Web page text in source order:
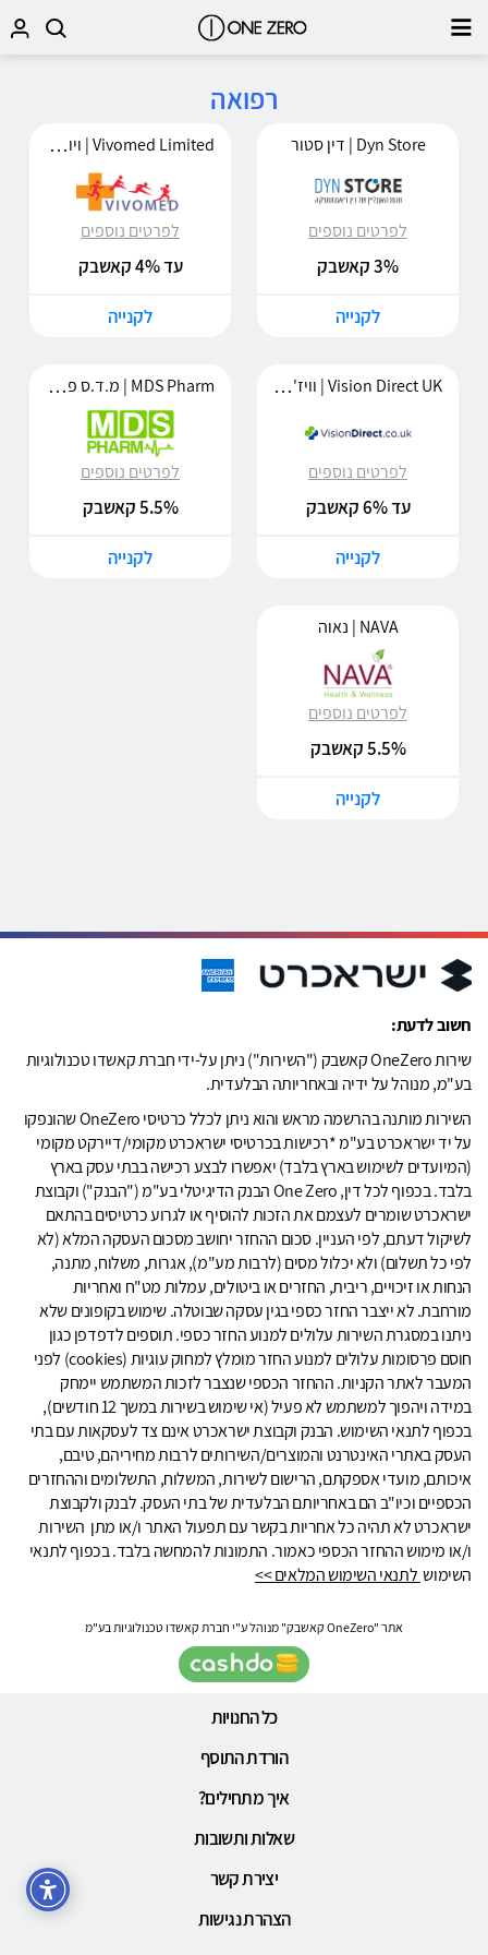
רפואה
Dyn Store | דין סטור
לפרטים נוספים
3% קאשבק
לקנייה
Vivomed Limited | ויוומד לימיטד
לפרטים נוספים
עד 4% קאשבק
לקנייה
Vision Direct UK | וויז'ן דיירקט
לפרטים נוספים
עד 6% קאשבק
לקנייה
MDS Pharm | מ.ד.ס פארם
לפרטים נוספים
5.5% קאשבק
לקנייה
NAVA | נאוה
לפרטים נוספים
5.5% קאשבק
לקנייה
חשוב לדעת:
שירות OneZero קאשבק ("השירות") ניתן על-ידי חברת קאשדו טכנולוגיות
בע"מ, מנוהל על ידיה ובאחריותה הבלעדית.
השירות מותנה בהרשמה מראש והוא ניתן לכלל כרטיסי OneZero שהונפקו
על יד ישראכרט בע"מ *רכישות בכרטיסי ישראכרט מקומי/דיירקט מקומי
(המיועדים לשימוש בארץ בלבד) יאפשרו לבצע רכישה בבתי עסק בארץ
בלבד. בכפוף לכל דין, One Zero הבנק הדיגיטלי בע"מ ("הבנק") וקבוצת
ישראכרט שומרים לעצמם את הזכות להוסיף או לגרוע כרטיסים בהתאם
לשיקול דעתם, לפי העניין. סכום ההחזר יחושב מסכום העסקה המלא (לא
לפי כל תשלום) ולא יכלול מסים (לרבות מע"מ), אגרות, משלוח, מתנה,
הנחות או זיכויים, ריבית, החזרים או ביטולים, עמלות מט"ח ואחריות
מורחבת. לא ייצבר החזר כספי בגין עסקה שבוטלה. שימוש בקופונים שלא
ניתנו במסגרת השירות עלולים למנוע החזר כספי. תוספים לדפדפן כגון
חוסם פרסומות עלולים למנוע החזר מומלץ למחוק עוגיות (cookies) לפני
המעבר לאתר הקניות. ההחזר הכספי שנצבר לזכות המשתמש יימחק
במידה ויהפוך למשתמש לא פעיל (אי שימוש בשירות במשך 12 חודשים),
בכפוף לתנאי השימוש. הבנק וקבוצת ישראכרט אינם צד לעסקאות עם בתי
העסק באתרי האינטרנט והמוצרים/השירותים לרבות מחיריהם, טיבם,
איכותם, מועדי אספקתם, הרישום לשירות, המשלוח, התשלומים וההחזרים
הכספיים וכיו"ב הם באחריותם הבלעדית של בתי העסק. לבנק ולקבוצת
ישראכרט לא תהיה כל אחריות בקשר עם תפעול האתר ו/או מתן השירות
ו/או מימוש ההחזר הכספי כאמור. התמונות להמחשה בלבד. בכפוף לתנאי
השימוש לתנאי השימוש המלאים >>
אתר "OneZero קאשבק" מנוהל ע"י חברת קאשדו טכנולוגיות בע"מ
כל החנויות
הורדת התוסף
איך מתחילים?
שאלות ותשובות
יצירת קשר
הצהרת נגישות